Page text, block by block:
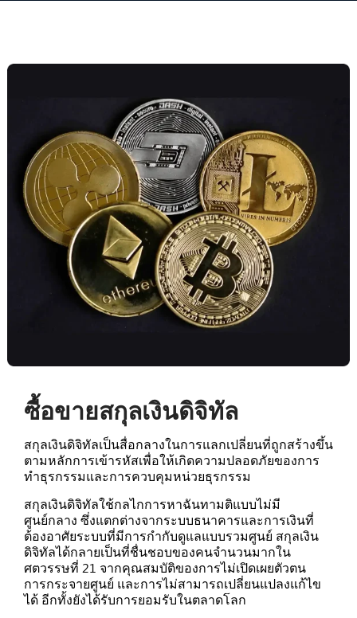
ซื้อขายสกุลเงินดิจิทัล
สกุลเงินดิจิทัลเป็นสื่อกลางในการแลกเปลี่ยนที่ถูกสร้างขึ้น
ตามหลักการเข้ารหัสเพื่อให้เกิดความปลอดภัยของการ
ทำธุรกรรมและการควบคุมหน่วยธุรกรรม
สกุลเงินดิจิทัลใช้กลไกการหาฉันทามติแบบไม่มี
ศูนย์กลาง ซึ่งแตกต่างจากระบบธนาคารและการเงินที่
ต้องอาศัยระบบที่มีการกำกับดูแลแบบรวมศูนย์ สกุลเงิน
ดิจิทัลได้กลายเป็นที่ชื่นชอบของคนจำนวนมากใน
ศตวรรษที่ 21 จากคุณสมบัติของการไม่เปิดเผยตัวตน
การกระจายศูนย์ และการไม่สามารถเปลี่ยนแปลงแก้ไข
ได้ อีกทั้งยังได้รับการยอมรับในตลาดโลก